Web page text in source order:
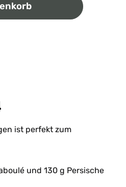
ist perfekt zum
und 130 g Persische